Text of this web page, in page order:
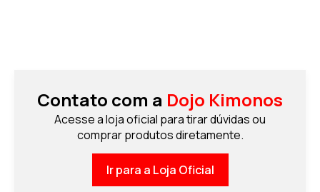
Contato com a Dojo Kimonos
Acesse a loja oficial para tirar dúvidas ou
comprar produtos diretamente.
Ir para a Loja Oficial